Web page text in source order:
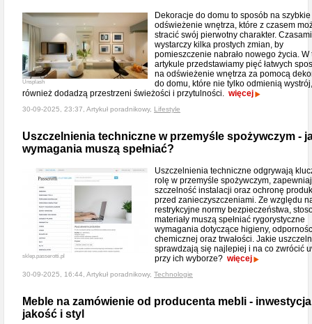
Unsplash
Dekoracje do domu to sposób na szybkie
odświeżenie wnętrza, które z czasem
stracić swój pierwotny charakter. Czasami
wystarczy kilka prostych zmian, by
pomieszczenie nabrało nowego życia. W
artykule przedstawiamy pięć łatwych
na odświeżenie wnętrza za pomocą
do domu, które nie tylko odmienią
również dodadzą przestrzeni świeżości i przytulności. więcej
30-09-2025, 23:37, Artykuł poradnikowy, Lifestyle
Uszczelnienia techniczne w przemyśle spożywczym -
wymagania muszą spełniać?
sklep.passerotti.pl
Uszczelnienia techniczne odgrywają
rolę w przemyśle spożywczym,
szczelność instalacji oraz ochronę
przed zanieczyszczeniami. Ze względu
restrykcyjne normy bezpieczeństwa,
materiały muszą spełniać rygorystyczne
wymagania dotyczące higieny,
chemicznej oraz trwałości. Jakie
sprawdzają się najlepiej i na co zwrócić
przy ich wyborze? więcej
30-09-2025, 16:44, Artykuł poradnikowy, Technologie
Meble na zamówienie od producenta mebli -
jakość i styl